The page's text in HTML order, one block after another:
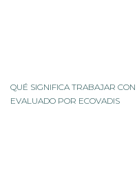
QUÉ SIGNIFICA TRABAJAR
EVALUADO POR ECOVADIS